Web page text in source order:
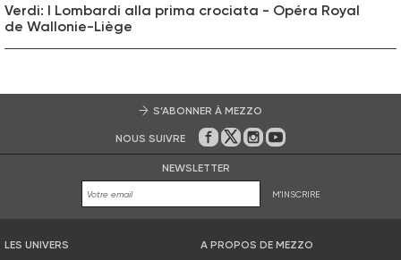
Verdi: I Lombardi alla prima crociata - Opéra Royal
de Wallonie-Liège
S’ABONNER À MEZZO
NOUS SUIVRE Sur Facebook
Sur Twitter
Sur Instagram
Sur Youtube
NEWSLETTER
M'INSCRIRE
LES UNIVERS
A PROPOS DE MEZZO